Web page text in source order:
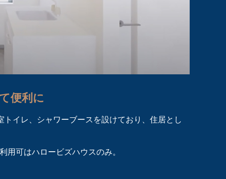
便利に
トイレ、シャワーブースを設けており、住居とし
可はハロービズハウスのみ。